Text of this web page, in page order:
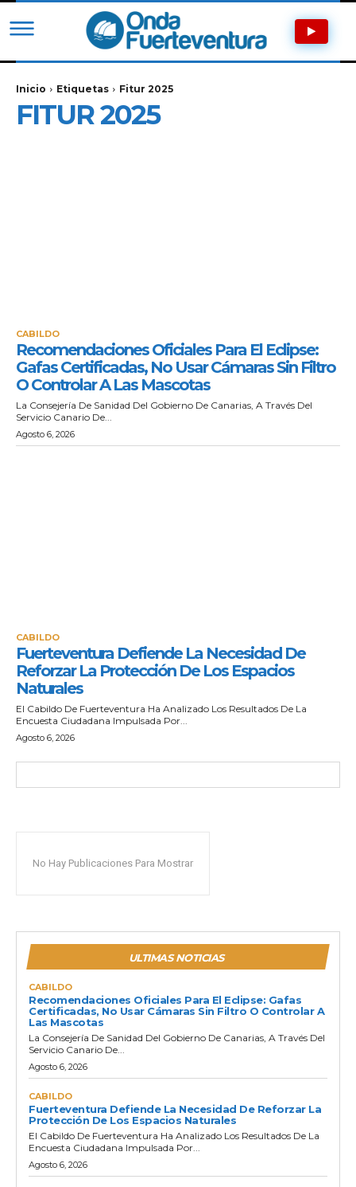
Inicio Etiquetas Fitur 2025
FITUR 2025
CABILDO
Recomendaciones Oficiales Para El Eclipse:
Gafas Certificadas, No Usar Cámaras Sin Filtro
O Controlar A Las Mascotas
La Consejería De Sanidad Del Gobierno De Canarias, A Través Del
Servicio Canario De...
Agosto 6, 2026
CABILDO
Fuerteventura Defiende La Necesidad De
Reforzar La Protección De Los Espacios
Naturales
El Cabildo De Fuerteventura Ha Analizado Los Resultados De La
Encuesta Ciudadana Impulsada Por...
Agosto 6, 2026
No Hay Publicaciones Para Mostrar
ULTIMAS NOTICIAS
CABILDO
Recomendaciones Oficiales Para El Eclipse: Gafas
Certificadas, No Usar Cámaras Sin Filtro O Controlar A
Las Mascotas
La Consejería De Sanidad Del Gobierno De Canarias, A Través Del
Servicio Canario De...
Agosto 6, 2026
CABILDO
Fuerteventura Defiende La Necesidad De Reforzar La
Protección De Los Espacios Naturales
El Cabildo De Fuerteventura Ha Analizado Los Resultados De La
Encuesta Ciudadana Impulsada Por...
Agosto 6, 2026